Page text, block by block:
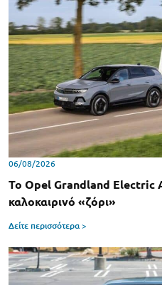
06/08/2026
Το Opel Grandland Electric
καλοκαιρινό «ζόρι»
Δείτε περισσότερα >